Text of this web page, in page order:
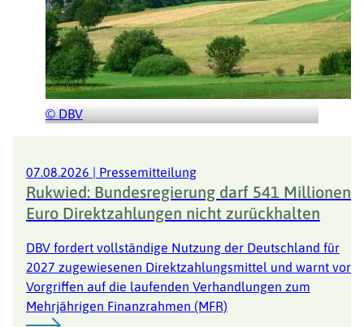
© DBV
Herzlich Willkommen beim Deutschen
Bauernband e.V.
Wir sind die Stimme der Bauernfamilien in Deutschland.
© DBV
07.08.2026 | Pressemitteilung
Rukwied: Bundesregierung darf 541 Millionen
Euro Direktzahlungen nicht zurückhalten
DBV fordert vollständige Nutzung der Deutschland für
2027 zugewiesenen Direktzahlungsmittel und warnt vor
Vorgriffen auf die laufenden Verhandlungen zum
Mehrjährigen Finanzrahmen (MFR)